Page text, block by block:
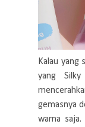
Kalau yang
yang
gemasnya
warna